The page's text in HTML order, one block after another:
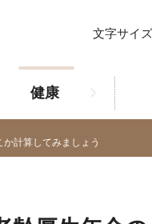
文字サイ
健康
計算してみましょう